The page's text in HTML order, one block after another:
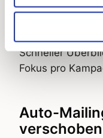
Schneller
Fokus pro
Auto-